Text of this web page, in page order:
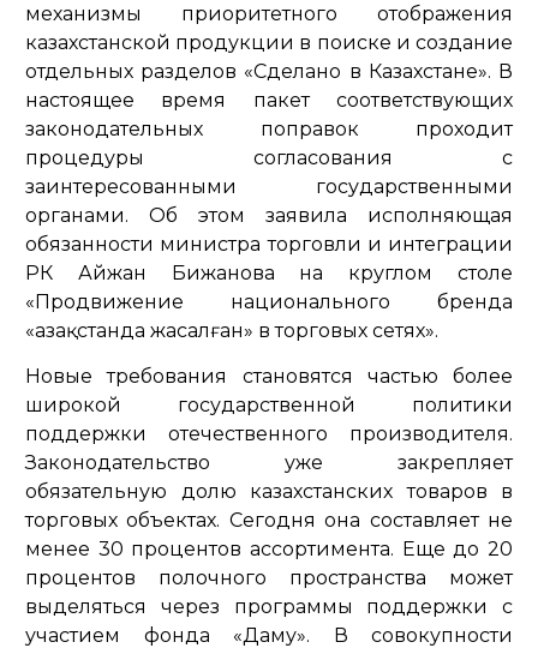
механизмы приоритетного отображения
казахстанской продукции в поиске и создание
отдельных разделов «Сделано в Казахстане». В
настоящее время пакет соответствующих
законодательных поправок проходит
процедуры согласования с
заинтересованными государственными
органами. Об этом заявила исполняющая
обязанности министра торговли и интеграции
РК Айжан Бижанова на круглом столе
«Продвижение национального бренда
«Қазақстанда жасалған» в торговых сетях».
Новые требования становятся частью более
широкой государственной политики
поддержки отечественного производителя.
Законодательство уже закрепляет
обязательную долю казахстанских товаров в
торговых объектах. Сегодня она составляет не
менее 30 процентов ассортимента. Еще до 20
процентов полочного пространства может
выделяться через программы поддержки с
участием фонда «Даму». В совокупности